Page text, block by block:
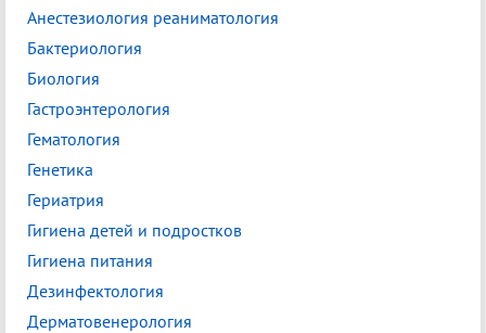
Анестезиология реаниматология
Бактериология
Биология
Гастроэнтерология
Гематология
Генетика
Гериатрия
Гигиена детей и подростков
Гигиена питания
Дезинфектология
Дерматовенерология